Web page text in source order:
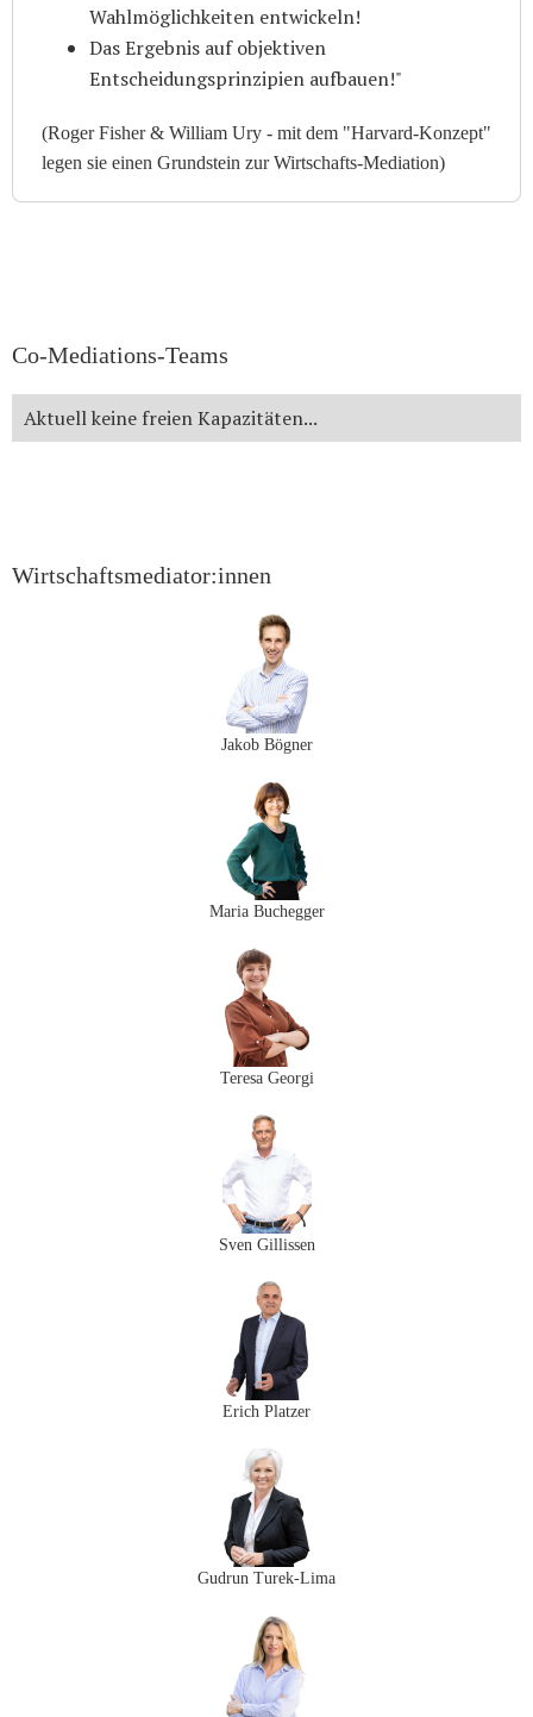
Wahlmöglichkeiten entwickeln!
Das Ergebnis auf objektiven
Entscheidungsprinzipien aufbauen!"
(Roger Fisher & William Ury - mit dem "Harvard-Konzept"
legen sie einen Grundstein zur Wirtschafts-Mediation)
Co-Mediations-Teams
Aktuell keine freien Kapazitäten...
Wirtschaftsmediator:innen
Jakob Bögner
Maria Buchegger
Teresa Georgi
Sven Gillissen
Erich Platzer​
Gudrun Turek-Lima